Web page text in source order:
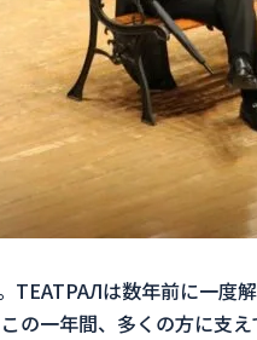
ТЕАТРАЛは数年前に一度
の一年間、多くの方に支